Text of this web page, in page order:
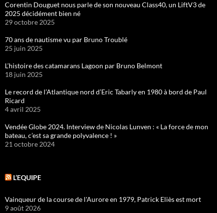
Corentin Douguet nous parle de son nouveau Class40, un LiftV3 de
2025 décidément bien né
29 octobre 2025
70 ans de nautisme vu par Bruno Troublé
25 juin 2025
L’histoire des catamarans Lagoon par Bruno Belmont
18 juin 2025
Le record de l’Atlantique nord d’Eric Tabarly en 1980 à bord de Paul
Ricard
4 avril 2025
Vendée Globe 2024. Interview de Nicolas Lunven : « La force de mon
bateau, c’est sa grande polyvalence ! »
21 octobre 2024
L’EQUIPE
Vainqueur de la course de l'Aurore en 1979, Patrick Eliès est mort
9 août 2026